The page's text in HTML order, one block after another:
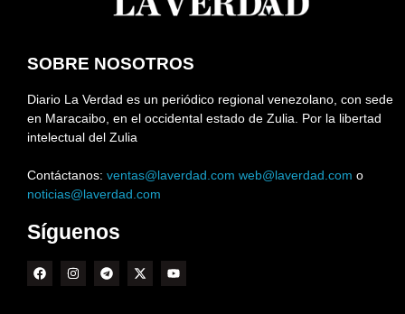
SOBRE NOSOTROS
Diario La Verdad es un periódico regional venezolano, con sede
en Maracaibo, en el occidental estado de Zulia. Por la libertad
intelectual del Zulia
Contáctanos: ventas@laverdad.com web@laverdad.com o
noticias@laverdad.com
Síguenos